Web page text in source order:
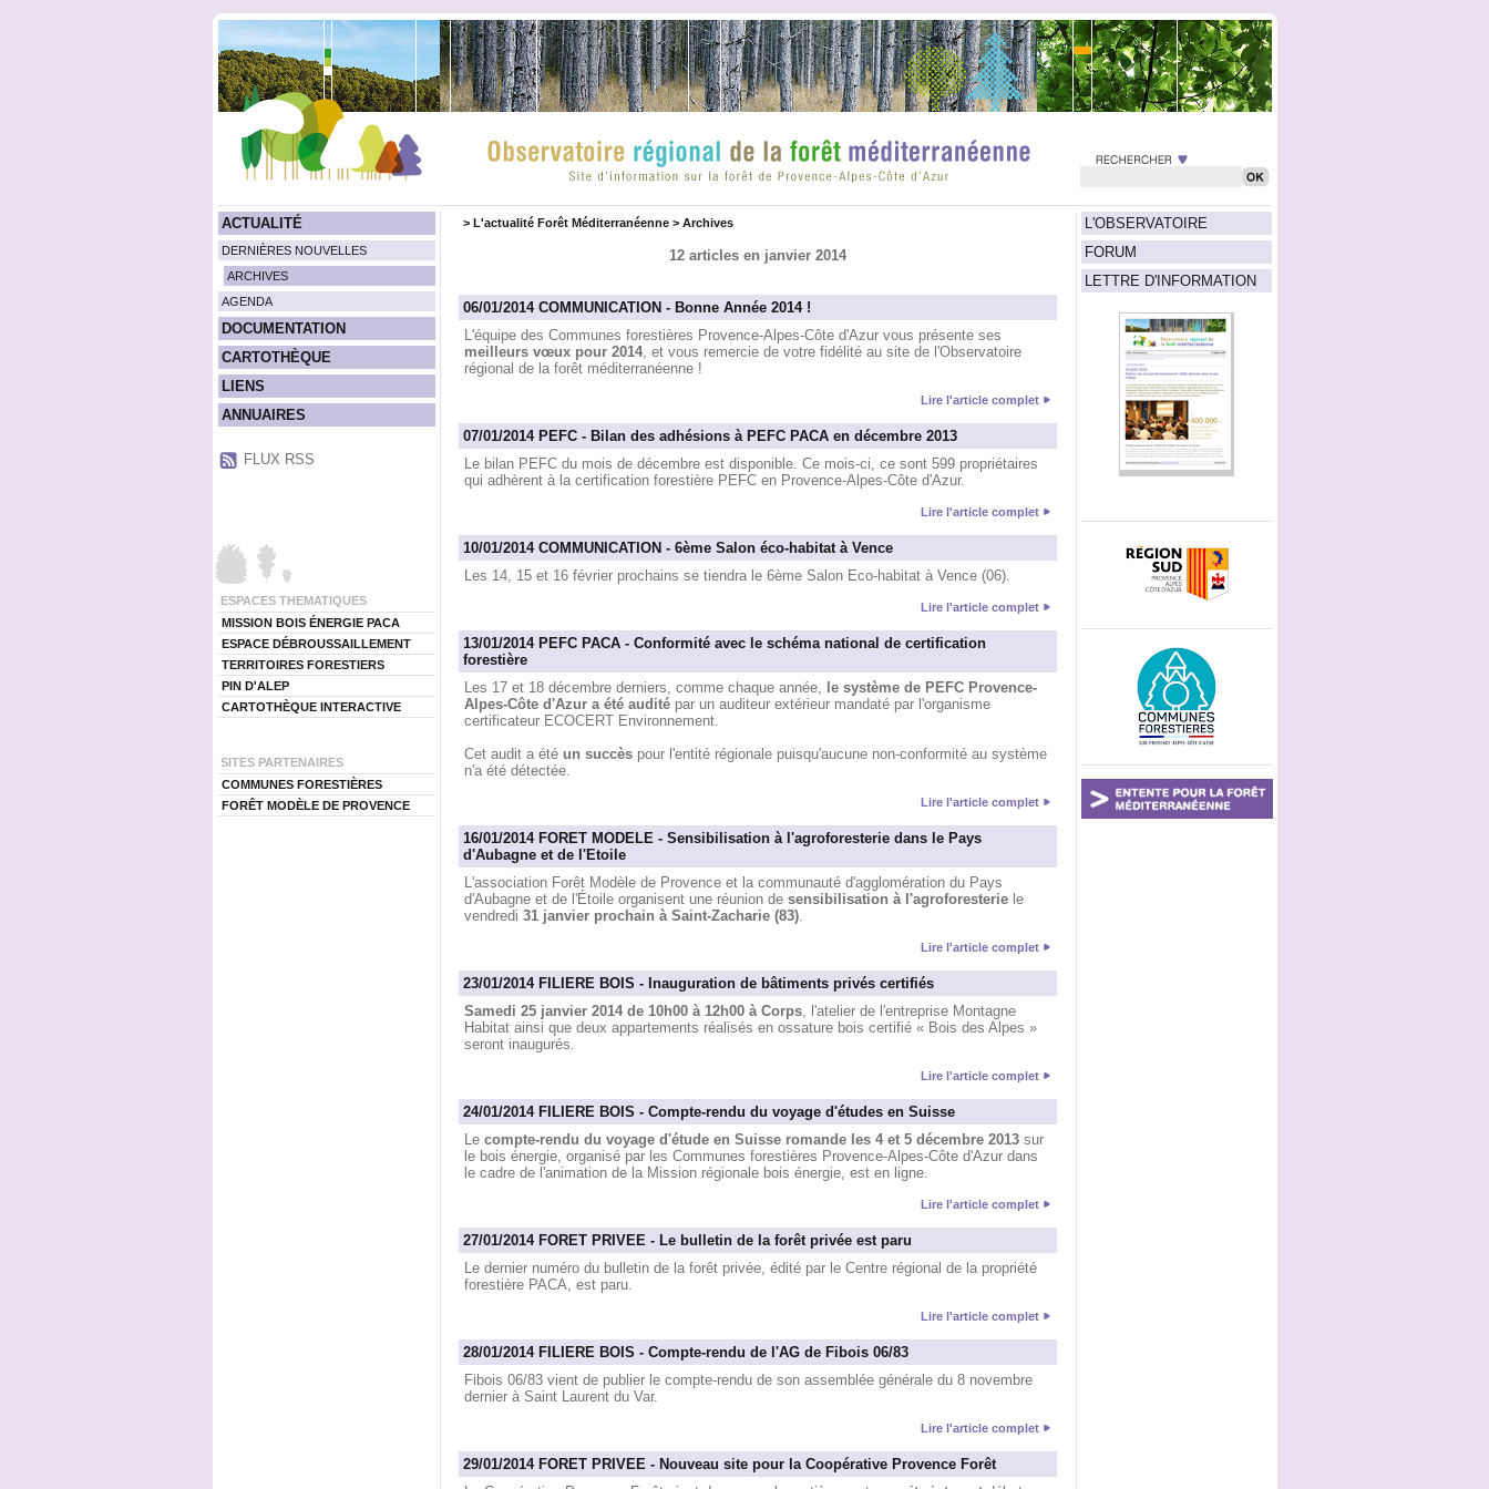
ACTUALITÉ
DERNIÈRES NOUVELLES
ARCHIVES
AGENDA
DOCUMENTATION
CARTOTHÈQUE
LIENS
ANNUAIRES
FLUX RSS
ESPACES THEMATIQUES
MISSION BOIS ÉNERGIE PACA
ESPACE DÉBROUSSAILLEMENT
TERRITOIRES FORESTIERS
PIN D'ALEP
CARTOTHÈQUE INTERACTIVE
SITES PARTENAIRES
COMMUNES FORESTIÈRES
FORÊT MODÈLE DE PROVENCE
L'OBSERVATOIRE
FORUM
LETTRE D'INFORMATION
> L'actualité Forêt Méditerranéenne> Archives
12 articles en janvier 2014
06/01/2014 COMMUNICATION - Bonne Année 2014 !
L'équipe des Communes forestières Provence-Alpes-Côte d'Azur vous présente ses
meilleurs vœux pour 2014, et vous remercie de votre fidélité au site de l'Observatoire
régional de la forêt méditerranéenne !
Lire l'article complet
07/01/2014 PEFC - Bilan des adhésions à PEFC PACA en décembre 2013
Le bilan PEFC du mois de décembre est disponible. Ce mois-ci, ce sont 599 propriétaires
qui adhèrent à la certification forestière PEFC en Provence-Alpes-Côte d'Azur.
Lire l'article complet
10/01/2014 COMMUNICATION - 6ème Salon éco-habitat à Vence
Les 14, 15 et 16 février prochains se tiendra le 6ème Salon Eco-habitat à Vence (06).
Lire l'article complet
13/01/2014 PEFC PACA - Conformité avec le schéma national de certification
forestière
Les 17 et 18 décembre derniers, comme chaque année, le système de PEFC Provence-
Alpes-Côte d'Azur a été audité par un auditeur extérieur mandaté par l'organisme
certificateur ECOCERT Environnement.
Cet audit a été un succès pour l'entité régionale puisqu'aucune non-conformité au système
n'a été détectée.
Lire l'article complet
16/01/2014 FORET MODELE - Sensibilisation à l'agroforesterie dans le Pays
d'Aubagne et de l'Etoile
L'association Forêt Modèle de Provence et la communauté d'agglomération du Pays
d'Aubagne et de l'Étoile organisent une réunion de sensibilisation à l'agroforesteriele
vendredi 31 janvier prochain à Saint-Zacharie (83).
Lire l'article complet
23/01/2014 FILIERE BOIS - Inauguration de bâtiments privés certifiés
Samedi 25 janvier 2014 de 10h00 à 12h00 à Corps, l'atelier de l'entreprise Montagne
Habitat ainsi que deux appartements réalisés en ossature bois certifié « Bois des Alpes »
seront inaugurés.
Lire l'article complet
24/01/2014 FILIERE BOIS - Compte-rendu du voyage d'études en Suisse
Le compte-rendu du voyage d'étude en Suisse romande les 4 et 5 décembre 2013sur
le bois énergie, organisé par les Communes forestières Provence-Alpes-Côte d'Azur dans
le cadre de l'animation de la Mission régionale bois énergie, est en ligne.
Lire l'article complet
27/01/2014 FORET PRIVEE - Le bulletin de la forêt privée est paru
Le dernier numéro du bulletin de la forêt privée, édité par le Centre régional de la propriété
forestière PACA, est paru.
Lire l'article complet
28/01/2014 FILIERE BOIS - Compte-rendu de l'AG de Fibois 06/83
Fibois 06/83 vient de publier le compte-rendu de son assemblée générale du 8 novembre
dernier à Saint Laurent du Var.
Lire l'article complet
29/01/2014 FORET PRIVEE - Nouveau site pour la Coopérative Provence Forêt